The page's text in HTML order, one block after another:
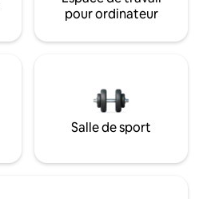
pour ordinateur
Salle de sport